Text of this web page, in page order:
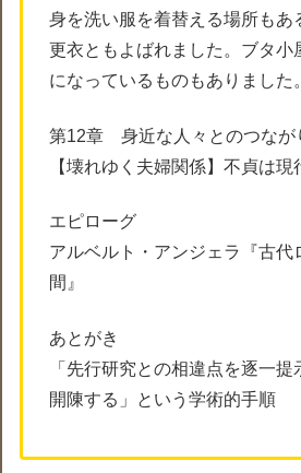
身を洗い服を着替える場所もあ
更衣ともよばれました。ブタ小
になっているものもありました。
第12章 身近な人々とのつなが
【壊れゆく夫婦関係】不貞は現
エピローグ
アルベルト・アンジェラ『古代
間』
あとがき
「先行研究との相違点を逐一
開陳する」という学術的手順